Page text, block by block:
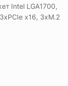
Intel LGA1700,
x16, 3xM.2